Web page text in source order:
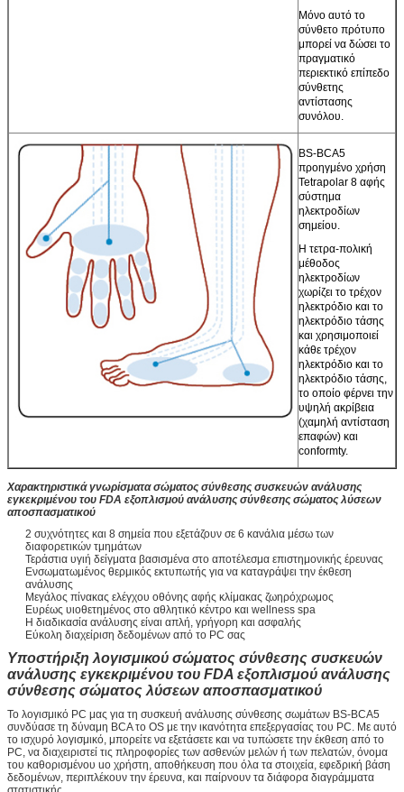
Μόνο αυτό το
σύνθετο πρότυπο
μπορεί να δώσει το
πραγματικό
περιεκτικό επίπεδο
σύνθετης
αντίστασης
συνόλου.
BS-BCA5
προηγμένο χρήση
Tetrapolar 8 αφής
σύστημα
ηλεκτροδίων
σημείου.
Η τετρα-πολική
μέθοδος
ηλεκτροδίων
χωρίζει το τρέχον
ηλεκτρόδιο και το
ηλεκτρόδιο τάσης
και χρησιμοποιεί
κάθε τρέχον
ηλεκτρόδιο και το
ηλεκτρόδιο τάσης,
το οποίο φέρνει την
υψηλή ακρίβεια
(χαμηλή αντίσταση
επαφών) και
conformty.
Χαρακτηριστικά γνωρίσματα σώματος σύνθεσης συσκευών ανάλυσης
εγκεκριμένου του FDA εξοπλισμού ανάλυσης σύνθεσης σώματος λύσεων
αποσπασματικού
2 συχνότητες και 8 σημεία που εξετάζουν σε 6 κανάλια μέσω των
διαφορετικών τμημάτων
Τεράστια υγιή δείγματα βασισμένα στο αποτέλεσμα επιστημονικής έρευνας
Ενσωματωμένος θερμικός εκτυπωτής για να καταγράψει την έκθεση
ανάλυσης
Μεγάλος πίνακας ελέγχου οθόνης αφής κλίμακας ζωηρόχρωμος
Ευρέως υιοθετημένος στο αθλητικό κέντρο και wellness spa
Η διαδικασία ανάλυσης είναι απλή, γρήγορη και ασφαλής
Εύκολη διαχείριση δεδομένων από το PC σας
Υποστήριξη λογισμικού σώματος σύνθεσης συσκευών
ανάλυσης εγκεκριμένου του FDA εξοπλισμού ανάλυσης
σύνθεσης σώματος λύσεων αποσπασματικού
Το λογισμικό PC μας για τη συσκευή ανάλυσης σύνθεσης σωμάτων BS-BCA5
συνδύασε τη δύναμη BCA το OS με την ικανότητα επεξεργασίας του PC. Με αυτό
το ισχυρό λογισμικό, μπορείτε να εξετάσετε και να τυπώσετε την έκθεση από το
PC, να διαχειριστεί τις πληροφορίες των ασθενών μελών ή των πελατών, όνομα
του καθορισμένου uo χρήστη, αποθήκευση που όλα τα στοιχεία, εφεδρική βάση
δεδομένων, περιπλέκουν την έρευνα, και παίρνουν τα διάφορα διαγράμματα